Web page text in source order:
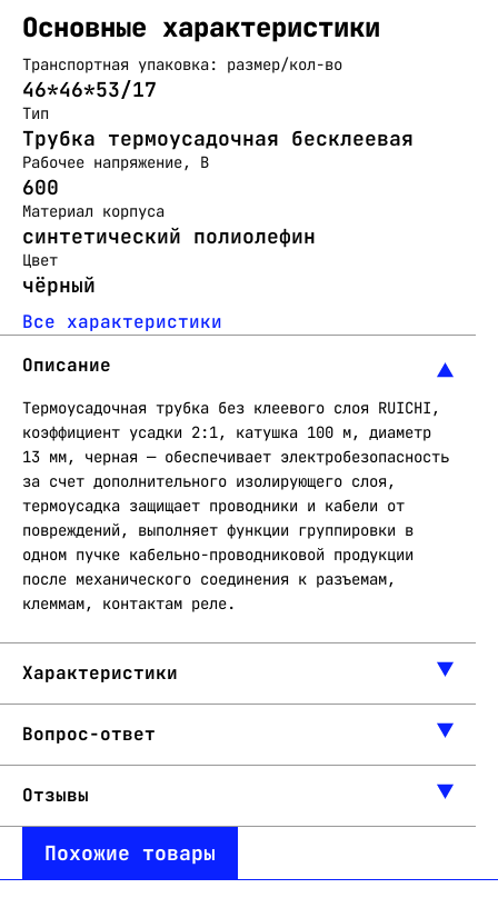
Основные характеристики
Транспортная упаковка: размер/кол-во
46*46*53/17
Тип
Трубка термоусадочная бесклеевая
Рабочее напряжение, В
600
Материал корпуса
синтетический полиолефин
Цвет
чёрный
Все характеристики
Описание
Термоусадочная трубка без клеевого слоя RUICHI,
коэффициент усадки 2:1, катушка 100 м, диаметр
13 мм, черная — обеспечивает электробезопасность
за счет дополнительного изолирующего слоя,
термоусадка защищает проводники и кабели от
повреждений, выполняет функции группировки в
одном пучке кабельно-проводниковой продукции
после механического соединения к разъемам,
клеммам, контактам реле.
Характеристики
Вопрос-ответ
Отзывы
Похожие товары